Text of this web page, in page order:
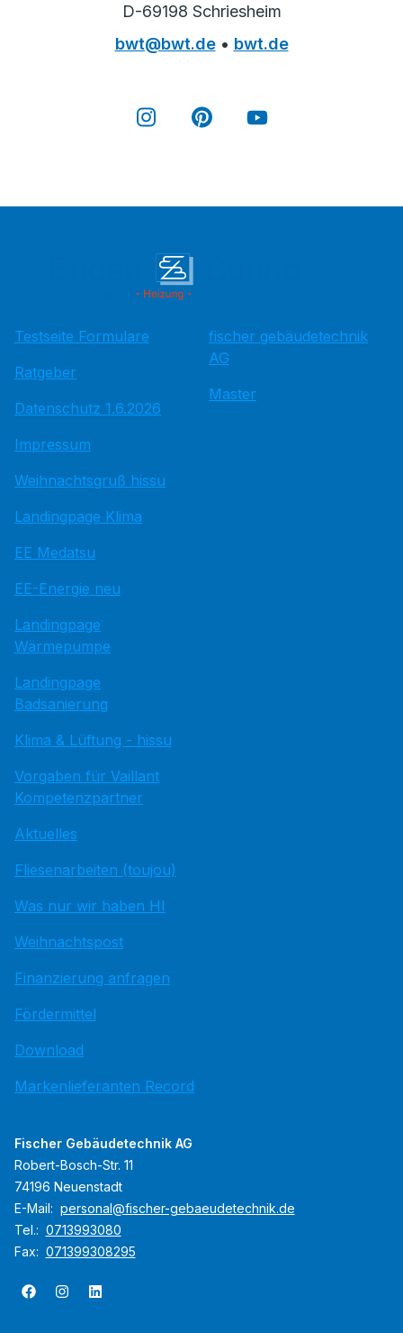
D-69198 Schriesheim
bwt@bwt.de• bwt.de
Testseite Formulare
Ratgeber
Datenschutz 1.6.2026
Impressum
Weihnachtsgruß hissu
Landingpage Klima
EE Medatsu
EE-Energie neu
Landingpage
Wärmepumpe
Landingpage
Badsanierung
Klima & Lüftung - hissu
Vorgaben für Vaillant
Kompetenzpartner
Aktuelles
Fliesenarbeiten (toujou)
Was nur wir haben HI
Weihnachtspost
Finanzierung anfragen
Fördermittel
Download
Markenlieferanten Record
fischer gebäudetechnik
AG
Master
Fischer Gebäudetechnik AG
Robert-Bosch-Str. 11
74196 Neuenstadt
E-Mail: personal@fischer-gebaeudetechnik.de
Tel.: 0713993080
Fax: 071399308295